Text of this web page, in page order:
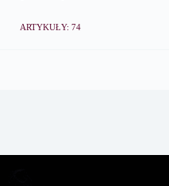
ARTYKUŁY: 74